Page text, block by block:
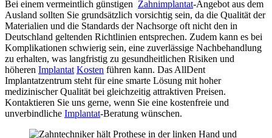
Bei einem vermeintlich günstigen Zahnimplantat-Angebot aus dem
Ausland sollten Sie grundsätzlich vorsichtig sein, da die Qualität der
Materialien und die Standards der Nachsorge oft nicht den in
Deutschland geltenden Richtlinien entsprechen. Zudem kann es bei
Komplikationen schwierig sein, eine zuverlässige Nachbehandlung
zu erhalten, was langfristig zu gesundheitlichen Risiken und
höheren Implantat Kosten führen kann. Das AllDent
Implantatzentrum steht für eine smarte Lösung mit hoher
medizinischer Qualität bei gleichzeitig attraktiven Preisen.
Kontaktieren Sie uns gerne, wenn Sie eine kostenfreie und
unverbindliche Implantat-Beratung wünschen.